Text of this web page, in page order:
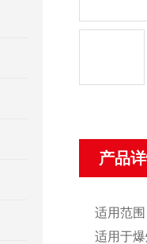
产品
适用范
适用于